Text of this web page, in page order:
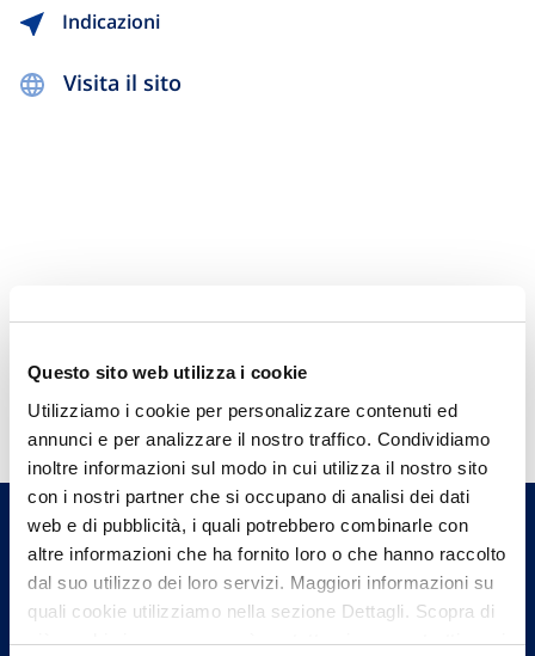
Questo sito web utilizza i cookie
Utilizziamo i cookie per personalizzare contenuti ed
annunci e per analizzare il nostro traffico. Condividiamo
inoltre informazioni sul modo in cui utilizza il nostro sito
con i nostri partner che si occupano di analisi dei dati
web e di pubblicità, i quali potrebbero combinarle con
altre informazioni che ha fornito loro o che hanno raccolto
dal suo utilizzo dei loro servizi. Maggiori informazioni su
quali cookie utilizziamo nella sezione Dettagli. Scopra di
più su chi siamo, come può contattarci e come trattiamo i
Indicazioni
Visita il sito
Hai bisogno di
informazioni?
Trova l'Agenzia più vicina a te e parla con
un nostro Agente.
Contattaci